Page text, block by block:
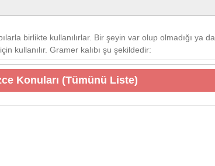
birlikte kullanılırlar. Bir şeyin var olup olmadığı ya da
kullanılır. Gramer kalıbı şu şekildedir:
Konuları (Tümünü Liste)